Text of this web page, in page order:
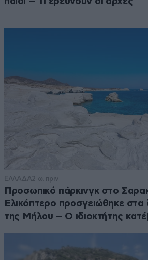
ΕΛΛΑΔΑ2 ω. πριν
Προσωπικό πάρκινγκ στο
Ελικόπτερο προσγειώθηκε στα
της Μήλου – Ο ιδιοκτήτης